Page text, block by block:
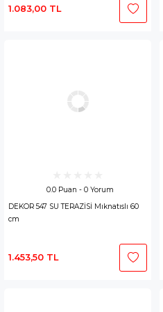
1.083,00 TL
0.0 Puan - 0 Yorum
DEKOR 547 SU TERAZİSİ Mıknatıslı 60
cm
1.453,50 TL